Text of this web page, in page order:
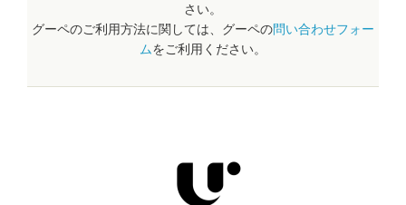
さい。
グーペのご利用方法に関しては、グーペの問い合わせフォー
ムをご利用ください。